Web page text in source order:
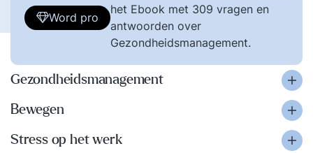
Word pro
het Ebook met 309 vragen en
antwoorden over
Gezondheidsmanagement.
Gezondheidsmanagement
Bewegen
Stress op het werk